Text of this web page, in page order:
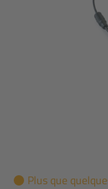
Plus que